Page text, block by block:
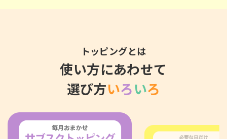
トッピングとは
使い方にあわせて
選び方いろいろ